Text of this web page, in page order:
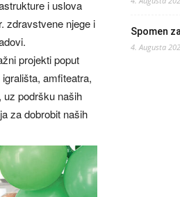
i uslova
zdravstvene njege i
projekti poput
amfiteatra,
uz podršku naših
za dobrobit naših
Spomen
4. Augusta